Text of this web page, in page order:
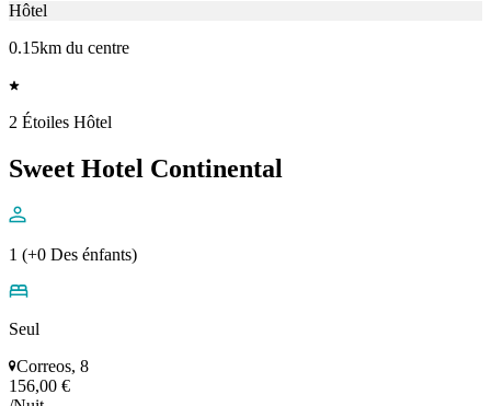
Hôtel
0.15km du centre
2 Étoiles Hôtel
Sweet Hotel Continental
1 (+0 Des énfants)
Seul
Correos, 8
156,00 €